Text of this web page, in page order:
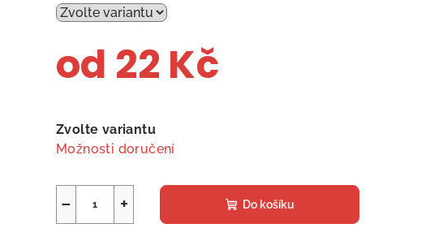
od 22 Kč
cena:
Zvolte variantu
Možnosti doručení
+
− Do košíku